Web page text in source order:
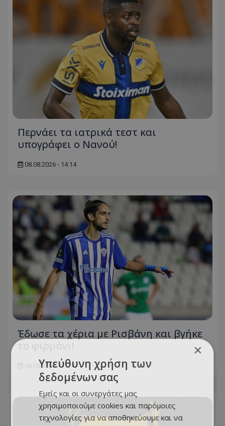
Περνάει τα ιατρικά τεστ και
υπογράφει ο Νανού!
08.08.2026 - 14:14
Έδωσε τα χέρια με Ρισβάνη και βγήκε
το φιρμάνι!
08.08.2026 - 11:50
×
Υπεύθυνη χρήση των
δεδομένων σας
Εμείς και οι συνεργάτες μας
χρησιμοποιούμε cookies και παρόμοιες
τεχνολογίες για να αποθηκεύουμε και να